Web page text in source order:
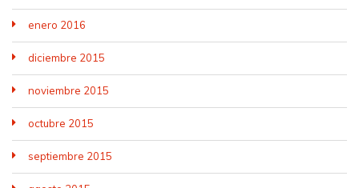
enero 2016
diciembre 2015
noviembre 2015
octubre 2015
septiembre 2015